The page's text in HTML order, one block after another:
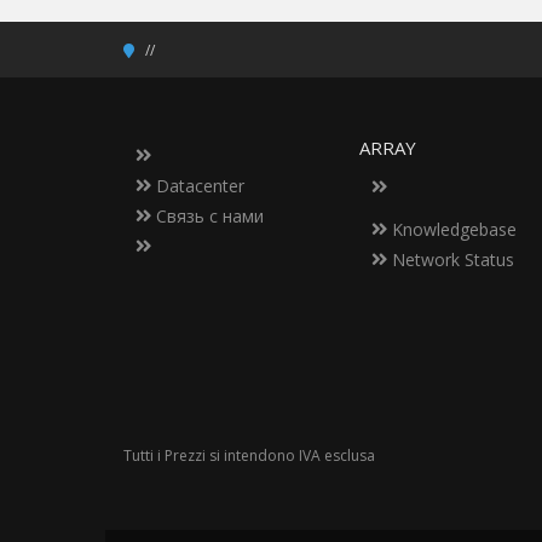
Datacenter
Связь с нами
ARRAY
Knowledgebase
Network Status
Tutti i Prezzi si intendono IVA esclusa